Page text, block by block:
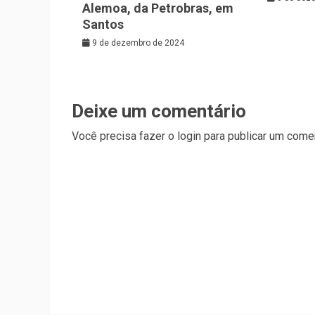
Alemoa, da Petrobras, em
Santos
9 de dezembro de 2024
Deixe um comentário
Você precisa fazer o login para publicar um